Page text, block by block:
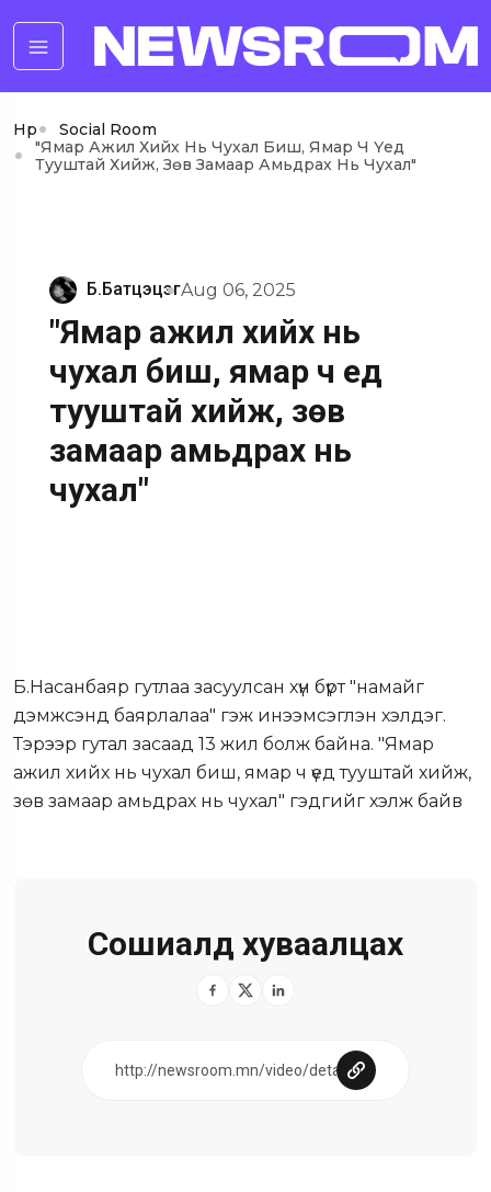
Нүүр
Social Room
"Ямар Ажил Хийх Нь Чухал Биш, Ямар Ч Үед
Тууштай Хийж, Зөв Замаар Амьдрах Нь Чухал"
Б.БатцэцэгAug 06, 2025
"Ямар ажил хийх нь
чухал биш, ямар ч үед
тууштай хийж, зөв
замаар амьдрах нь
чухал"
Б.Насанбаяр гутлаа засуулсан хүн бүрт "намайг
дэмжсэнд баярлалаа" гэж инээмсэглэн хэлдэг.
Тэрээр гутал засаад 13 жил болж байна. "Ямар
ажил хийх нь чухал биш, ямар ч үед тууштай хийж,
зөв замаар амьдрах нь чухал" гэдгийг хэлж байв
Сошиалд хуваалцах